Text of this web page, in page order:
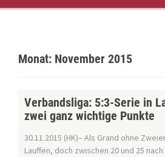
Monat: November 2015
Verbandsliga: 5:3-Serie in
zwei ganz wichtige Punkte
30.11.2015 (HK)– Als Grand ohne
Lauffen, doch zwischen 20 und 25